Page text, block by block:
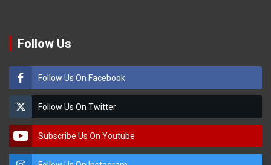
Follow Us
Follow Us On Facebook
Follow Us On Twitter
Subscribe Us On Youtube